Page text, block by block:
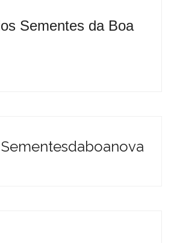
Sementes da Boa
Sementesdaboanova